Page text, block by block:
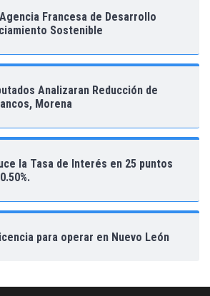
Francesa de Desarrollo
Sostenible
Analizaran Reducción de
Morena
la Tasa de Interés en 25 puntos
para operar en Nuevo León